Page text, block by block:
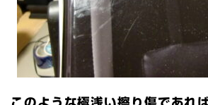
このような極浅い擦り傷であれ